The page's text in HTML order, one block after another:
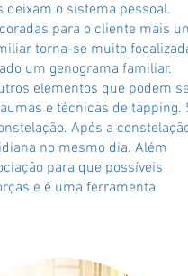
o sistema pessoal.
para o cliente mais
torna-se muito
um genograma familiar.
elementos que podem
e técnicas de tapping.
Após a
no mesmo dia. Além
para que possíveis
e é uma ferramenta